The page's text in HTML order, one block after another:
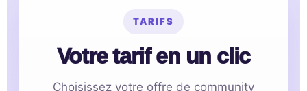
TARIFS
Votre tarif en un clic
Choisissez votre offre de community